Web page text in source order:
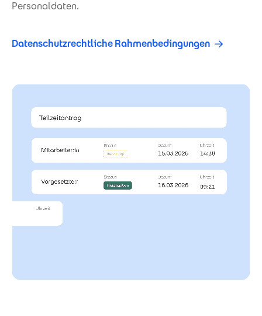
Personaldaten.
Datenschutzrechtliche Rahmenbedingungen